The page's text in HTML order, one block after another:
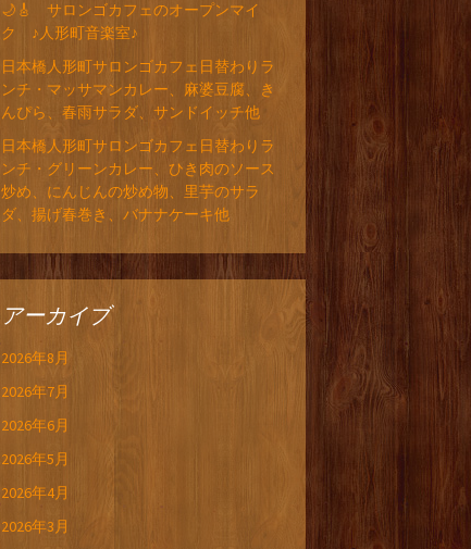
🌙🎸 サロンゴカフェのオープンマイ
ク ♪人形町音楽室♪
日本橋人形町サロンゴカフェ日替わりラ
ンチ・マッサマンカレー、麻婆豆腐、き
んぴら、春雨サラダ、サンドイッチ他
日本橋人形町サロンゴカフェ日替わりラ
ンチ・グリーンカレー、ひき肉のソース
炒め、にんじんの炒め物、里芋のサラ
ダ、揚げ春巻き、バナナケーキ他
アーカイブ
2026年8月
2026年7月
2026年6月
2026年5月
2026年4月
2026年3月